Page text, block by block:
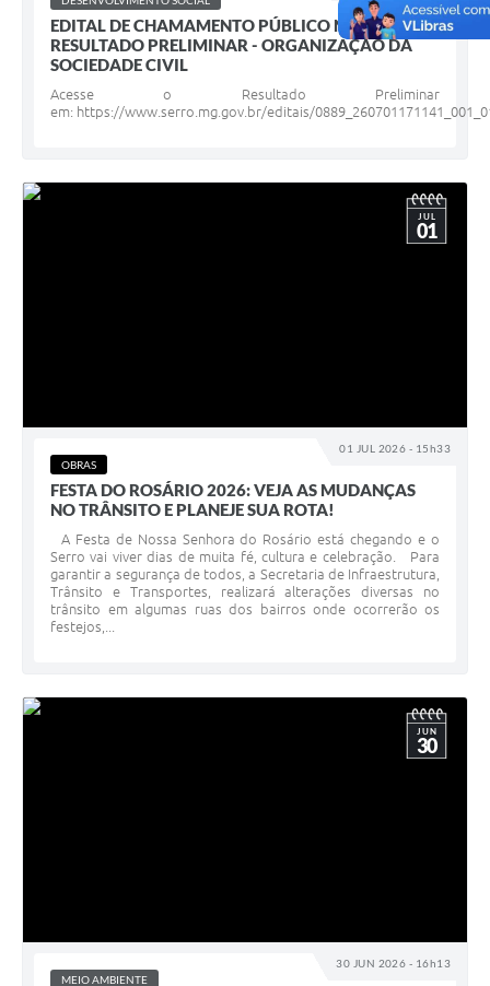
EDITAL DE CHAMAMENTO PÚBLICO N° 01/2026 -
RESULTADO PRELIMINAR - ORGANIZAÇÃO DA
SOCIEDADE CIVIL
Acesse o Resultado Preliminar
em: https://www.serro.mg.gov.br/editais/
01 JUL 2026 - 15h33
JUL
01
OBRAS
FESTA DO ROSÁRIO 2026: VEJA AS MUDANÇAS
NO TRÂNSITO E PLANEJE SUA ROTA!
A Festa de Nossa Senhora do Rosário está chegando e o
Serro vai viver dias de muita fé, cultura e celebração. Para
garantir a segurança de todos, a Secretaria de Infraestrutura,
Trânsito e Transportes, realizará alterações diversas no
trânsito em algumas ruas dos bairros onde ocorrerão os
festejos,...
30 JUN 2026 - 16h13
JUN
30
MEIO AMBIENTE